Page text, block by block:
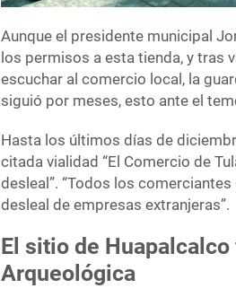
Aunque el presidente municipal
los permisos a esta tienda, y tras
escuchar al comercio local, la
siguió por meses, esto ante el
Hasta los últimos días de
citada vialidad “El Comercio de
desleal”. “Todos los
desleal de empresas extranjeras”.
El sitio de
Arqueológica